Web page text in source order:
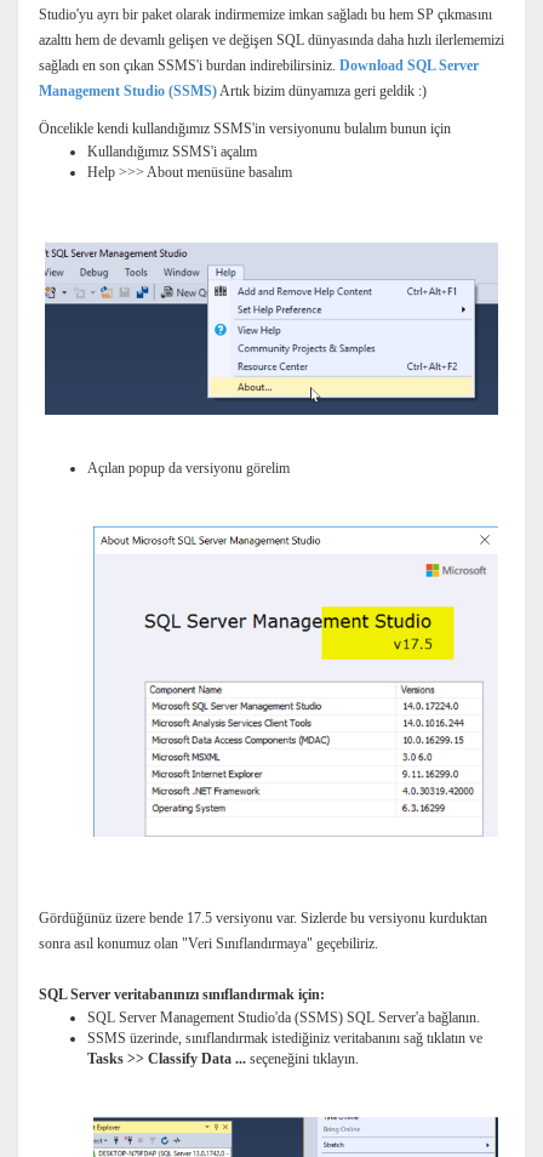
Studio'yu ayrı bir paket olarak indirmemize imkan sağladı bu hem SP çıkmasını
azalttı hem de devamlı gelişen ve değişen SQL dünyasında daha hızlı ilerlememizi
sağladı en son çıkan SSMS'i burdan indirebilirsiniz. Download SQL Server
Management Studio (SSMS)Artık bizim dünyamıza geri geldik :)
Öncelikle kendi kullandığımız SSMS'in versiyonunu bulalım bunun için
Kullandığımız SSMS'i açalım
Help >>> About menüsüne basalım
Açılan popup da versiyonu görelim
Gördüğünüz üzere bende 17.5 versiyonu var. Sizlerde bu versiyonu kurduktan
sonra asıl konumuz olan "Veri Sınıflandırmaya" geçebiliriz.
SQL Server veritabanınızı sınıflandırmak için:
SQL Server Management Studio'da (SSMS) SQL Server'a bağlanın.
SSMS üzerinde, sınıflandırmak istediğiniz veritabanını sağ tıklatın ve
Tasks >> Classify Data ...seçeneğini tıklayın.